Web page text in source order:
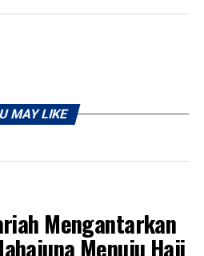
MAY LIKE
Mengantarkan
Menuju Haji